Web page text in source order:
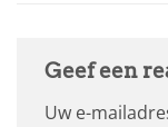
Geef een
Uw e-